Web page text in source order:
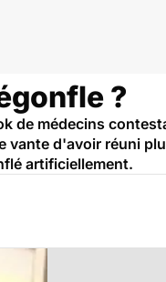
?
de médecins
vante d'avoir réuni
artificiellement.